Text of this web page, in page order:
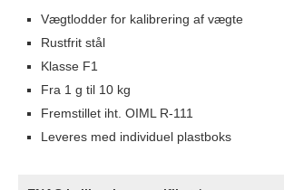
Vægtlodder for kalibrering af vægte
Rustfrit stål
Klasse F1
Fra 1 g til 10 kg
Fremstillet iht. OIML R-111
Leveres med individuel plastboks